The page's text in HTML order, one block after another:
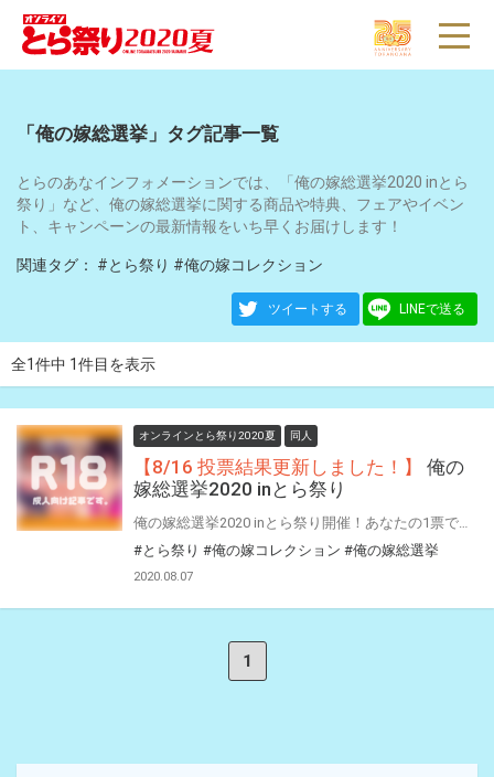
とらのあな WEBオンリー
「俺の嫁総選挙」タグ記事一覧
とらのあなインフォメーションでは、「俺の嫁総選挙2020 inとら
祭り」など、俺の嫁総選挙に関する商品や特典、フェアやイベン
ト、キャンペーンの最新情報をいち早くお届けします！
関連タグ： #とら祭り #俺の嫁コレクション
ツイートする LINEで送る
全1件中 1件目を表示
オンラインとら祭り2020夏 同人
【8/16 投票結果更新しました！】
俺の
嫁総選挙2020 inとら祭り
#とら祭り #俺の嫁コレクション #俺の嫁総選挙
2020.08.07
1